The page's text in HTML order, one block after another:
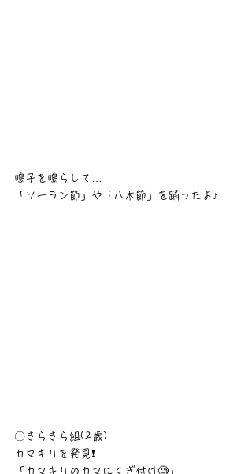
鳴子を鳴らして…
「ソーラン節」や「八木節」を踊ったよ♪
〇きらきら組(2歳)
カマキリを発見❗
「カマキリのカマにくぎ付け🧐」